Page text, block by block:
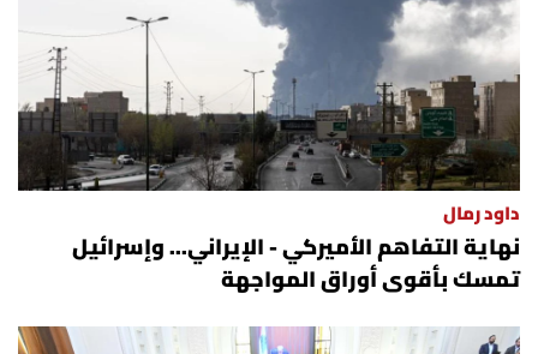
داود رمال
نهاية التفاهم الأميركي - الإيراني... وإسرائيل
تمسك بأقوى أوراق المواجهة